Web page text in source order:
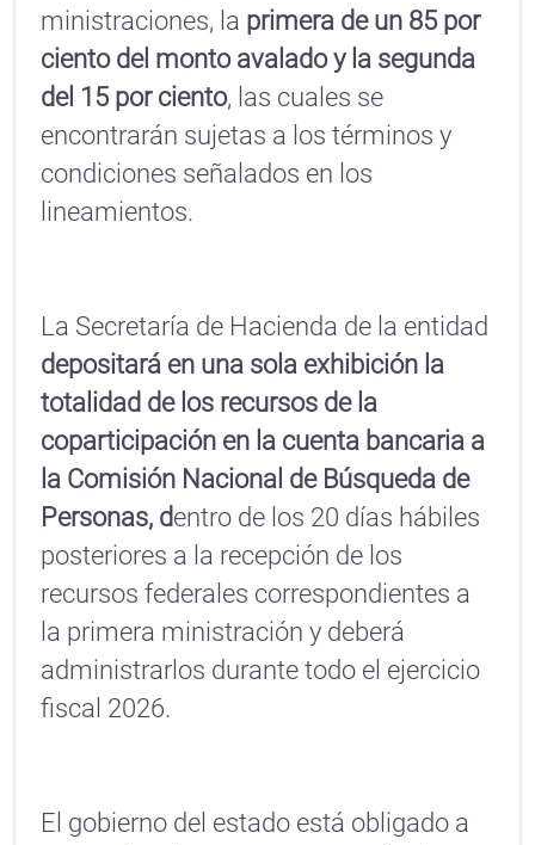
ministraciones, la primera de un 85 por
ciento del monto avalado y la segunda
del 15 por ciento, las cuales se
encontrarán sujetas a los términos y
condiciones señalados en los
lineamientos.
La Secretaría de Hacienda de la entidad
depositará en una sola exhibición la
totalidad de los recursos de la
coparticipación en la cuenta bancaria a
la Comisión Nacional de Búsqueda de
Personas, dentro de los 20 días hábiles
posteriores a la recepción de los
recursos federales correspondientes a
la primera ministración y deberá
administrarlos durante todo el ejercicio
fiscal 2026.
El gobierno del estado está obligado a